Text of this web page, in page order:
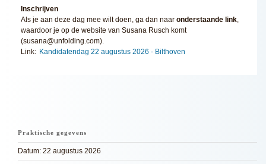
Inschrijven
Als je aan deze dag mee wilt doen, ga dan naar onderstaande link
waardoor je op de website van Susana Rusch komt
(susana@unfolding.com).
Link: Kandidatendag 22 augustus 2026 - Bilthoven
Praktische gegevens
Datum: 22 augustus 2026